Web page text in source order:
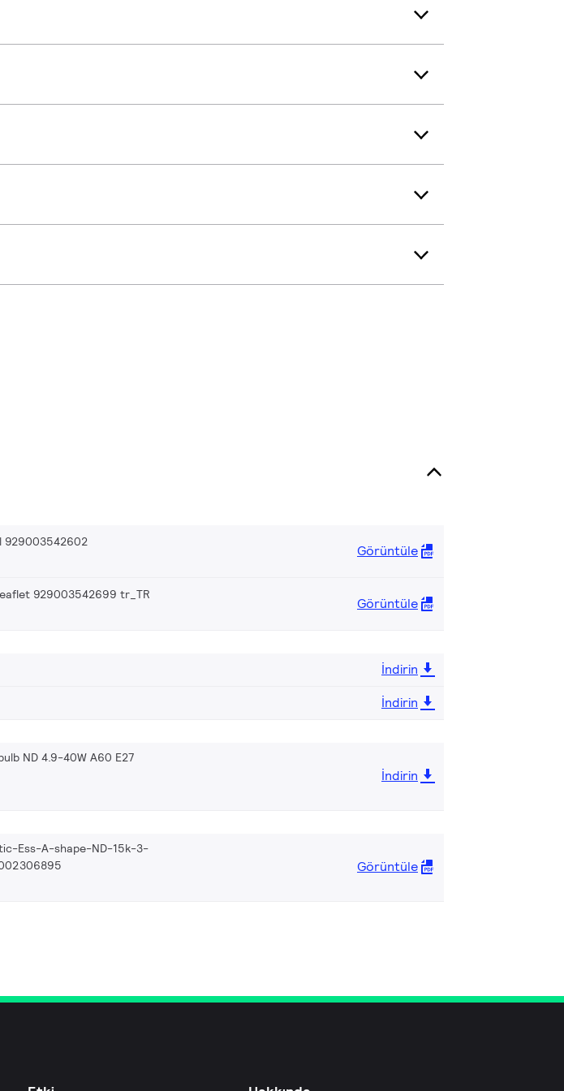
929003542602
Görüntüle
929003542699 tr_TR
Görüntüle
İndirin
İndirin
ND 4.9-40W A60 E27
İndirin
Ess-A-shape-ND-15k-3-
Görüntüle